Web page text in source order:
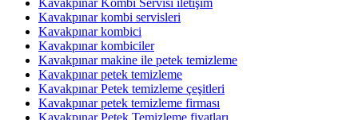
Kavakpınar kombi servisleri
Kavakpınar kombici
Kavakpınar kombiciler
Kavakpınar makine ile petek temizleme
Kavakpınar petek temizleme
Kavakpınar Petek temizleme çeşitleri
Kavakpınar petek temizleme firması
Kavakpınar Petek Temizleme fiyatları